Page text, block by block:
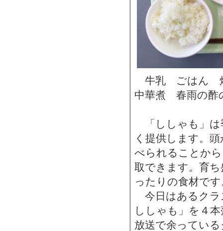
牛乳 ごはん
中華煮 春雨の酢
「ししゃも」は
く提供します。
べられることか
取できます。育
ったりの食材です
今日はあるクラ
ししゃも」を４
放送で余ってい